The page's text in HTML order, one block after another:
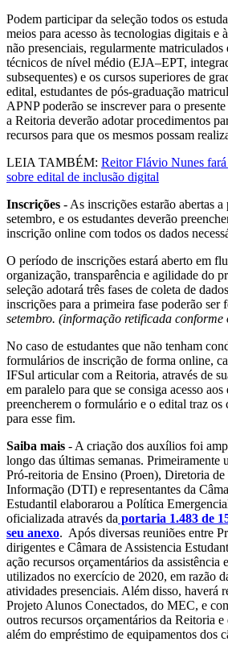
Podem participar da seleção todos os
meios para acesso às tecnologias digitais e
não presenciais, regularmente matriculados
técnicos de nível médio (EJA–EPT,
subsequentes) e os cursos superiores de
edital, estudantes de pós-graduação
APNP poderão se inscrever para o
a Reitoria deverão adotar procedimentos
recursos para que os mesmos possam
LEIA TAMBÉM: Reitor Flávio Nunes
sobre edital de inclusão digital
Inscrições - As inscrições estarão abertas
setembro, e os estudantes deverão
inscrição online com todos os dados
O período de inscrições estará aberto em
organização, transparência e agilidade do
seleção adotará três fases de coleta de
inscrições para a primeira fase poderão ser
setembro. (informação retificada conforme
No caso de estudantes que não tenham
formulários de inscrição de forma online,
IFSul articular com a Reitoria, através de
em paralelo para que se consiga acesso
preencherem o formulário e o edital traz os
para esse fim.
Saiba mais - A criação dos auxílios foi
longo das últimas semanas. Primeiramente
Pró-reitoria de Ensino (Proen), Diretoria
Informação (DTI) e representantes da
Estudantil elaborarou a Política
oficializada através da portaria 1.483 de
seu anexo. Após diversas reuniões entre
dirigentes e Câmara de Assistencia
ação recursos orçamentários da assistência
utilizados no exercício de 2020, em razão
atividades presenciais. Além disso, haverá
Projeto Alunos Conectados, do MEC, e
outros recursos orçamentários da Reitoria
além do empréstimo de equipamentos dos